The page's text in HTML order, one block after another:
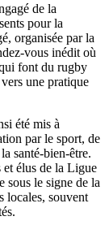
de la
pour la
organisée par la
vous inédit où
font du rugby
une pratique
été mis à
par le sport, de
santé-bien-être.
et élus de la Ligue
sous le signe de la
locales, souvent